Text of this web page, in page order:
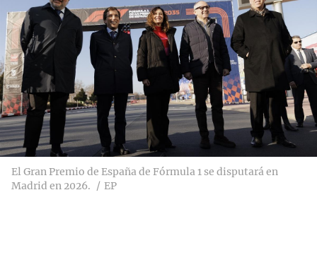
El Gran Premio de España de Fórmula 1 se disputará en
Madrid en 2026.
EP